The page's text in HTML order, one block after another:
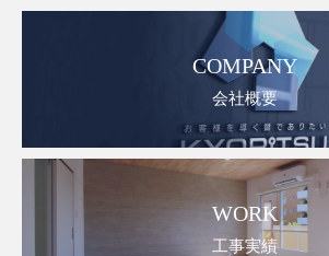
COMPANY
会社概要
WORK
工事実績